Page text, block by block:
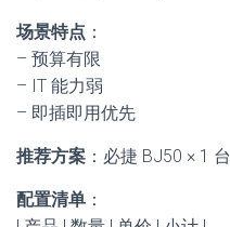
场景特点 ：
– 预算有限
– IT 能力弱
– 即插即用优先
推荐方案 ：必捷 BJ50 × 1 台
配置清单 ：